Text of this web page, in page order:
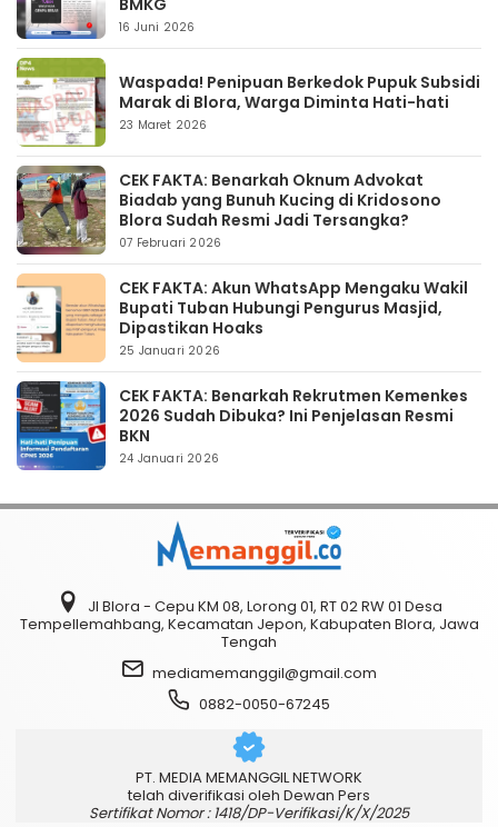
BMKG
16 Juni 2026
Waspada! Penipuan Berkedok Pupuk Subsidi
Marak di Blora, Warga Diminta Hati-hati
23 Maret 2026
CEK FAKTA: Benarkah Oknum Advokat
Biadab yang Bunuh Kucing di Kridosono
Blora Sudah Resmi Jadi Tersangka?
07 Februari 2026
CEK FAKTA: Akun WhatsApp Mengaku Wakil
Bupati Tuban Hubungi Pengurus Masjid,
Dipastikan Hoaks
25 Januari 2026
CEK FAKTA: Benarkah Rekrutmen Kemenkes
2026 Sudah Dibuka? Ini Penjelasan Resmi
BKN
24 Januari 2026
Jl Blora - Cepu KM 08, Lorong 01, RT 02 RW 01 Desa
Tempellemahbang, Kecamatan Jepon, Kabupaten Blora, Jawa
Tengah
mediamemanggil@gmail.com
0882-0050-67245
PT. MEDIA MEMANGGIL NETWORK
telah diverifikasi oleh Dewan Pers
Sertifikat Nomor : 1418/DP-Verifikasi/K/X/2025